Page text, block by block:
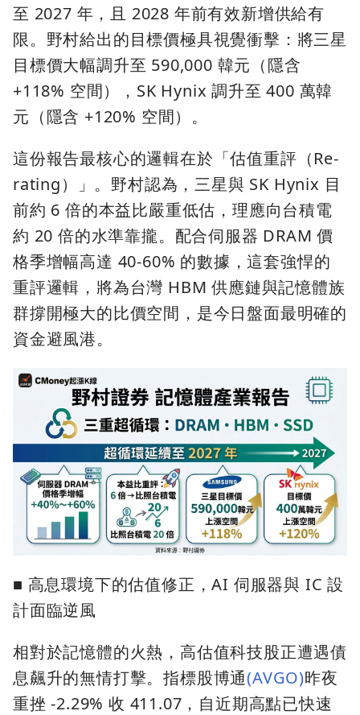
至 2027 年，且 2028 年前有效新增供給有
限。野村給出的目標價極具視覺衝擊：將三星
目標價大幅調升至 590,000 韓元（隱含
+118% 空間），SK Hynix 調升至 400 萬韓
元（隱含 +120% 空間）。
這份報告最核心的邏輯在於「估值重評（Re-
rating）」。野村認為，三星與 SK Hynix 目
前約 6 倍的本益比嚴重低估，理應向台積電
約 20 倍的水準靠攏。配合伺服器 DRAM 價
格季增幅高達 40-60% 的數據，這套強悍的
重評邏輯，將為台灣 HBM 供應鏈與記憶體族
群撐開極大的比價空間，是今日盤面最明確的
資金避風港。
■ 高息環境下的估值修正，AI 伺服器與 IC 設
計面臨逆風
相對於記憶體的火熱，高估值科技股正遭遇債
息飆升的無情打擊。指標股博通(AVGO)昨夜
重挫 -2.29% 收 411.07，自近期高點已快速